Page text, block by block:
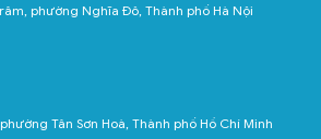
phường Nghĩa Đô, Thành phố Hà Nội
Tân Sơn Hoà, Thành phố Hồ Chí Minh